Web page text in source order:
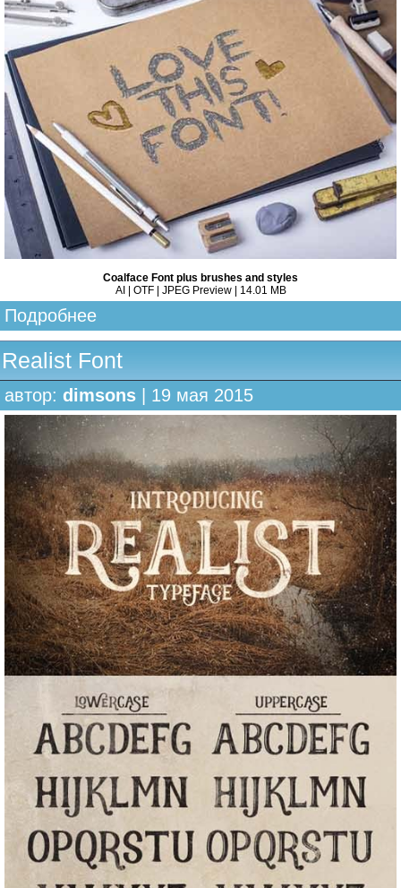
Coalface Font plus brushes and styles
AI | OTF | JPEG Preview | 14.01 MB
Подробнее
Realist Font
автор: dimsons | 19 мая 2015